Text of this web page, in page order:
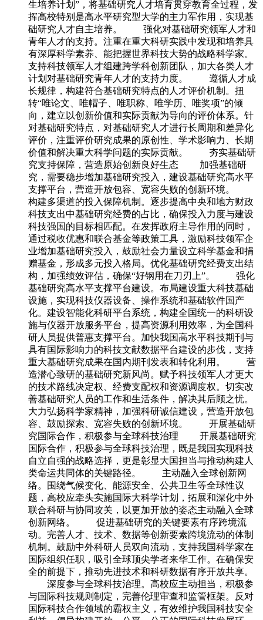
生培养计划”，将基础研究人才培育贯穿教育全过程，发
挥高校特别是高水平研究型大学的主力军作用，实现基
础研究人才自主培养。 强化对基础研究领军人才和
青年人才的支持。注重在重大科研实践中发现和培养具
有深厚科学素养、能把握世界科技大势的战略科学家。
支持科技领军人才组建跨学科创新团队，加大各类人才
计划对基础研究青年人才的支持力度。 遵循人才成
长规律，构建符合基础研究特点的人才评价机制。扭
转“唯论文、唯帽子、唯职称、唯学历、唯奖项”的倾
向，建立以创新价值和实际贡献为导向的评价体系。针
对基础研究特点，对基础研究人才进行长周期和差异化
评价，注重评价研究成果的原创性、学术影响力、长期
价值和解决重大科学问题的实际贡献。 夯实基础研
究支持保障，营造原始创新良好生态 加强基础研
究，需要稳步增加基础研究投入，建设基础研究高水平
支撑平台，营造开放包容、宽容失败的创新环境。
构建多渠道的投入保障机制。逐步提高中央和地方财政
科技支出中基础研究经费的占比，确保投入力度与建设
科技强国的目标相匹配。在发挥政府主导作用的同时，
通过税收优惠和联合基金等政策工具，激励科技领军企
业增加基础研究投入，鼓励社会力量设立科学基金和捐
赠基金，形成多元投入格局。优化基础研究经费支出结
构，加强绩效评估，确保“好钢用在刀刃上”。 强化
基础研究高水平支撑平台建设。布局建设重大科技基础
设施，实现科技仪器设备、操作系统和基础软件国产
化。建设智能化科研平台系统，构建全国统一的科研设
施与仪器开放服务平台，提高资源利用效率，为全国科
研人员提供普惠支撑平台。加快我国高水平科技期刊与
具有国际影响力的科技文献数据平台建设的步伐，支持
重大基础研究成果在国内期刊发表和转化利用。 营
造潜心致研的基础研究新风尚。赋予科技领军人才更大
的技术路线决定权、经费支配权和资源调度权。切实改
善基础研究人员的工作和生活条件，解决其后顾之忧。
大力弘扬科学家精神，加强科研诚信建设，营造开放包
容、鼓励探索、宽容失败的创新环境。 开展基础研
究国际合作，积极参与全球科技治理 开展基础研究
国际合作，积极参与全球科技治理，既是我国实现科技
自立自强的战略选择，更是彰显大国担当与推动构建人
类命运共同体的关键路径。 主动融入全球创新网
络。围绕气候变化、能源安全、公共卫生等全球性议
题，高校应牵头实施国际大科学计划，拓展和深化中外
联合科研与协同攻关，以更加开放的姿态主动融入全球
创新网络。 促进基础研究的关键要素有序跨境流
动。完善人才、技术、数据等创新要素跨境流动的体制
机制。鼓励中外科研人员双向流动，支持我国科学家在
国际组织任职，吸引全球顶尖学者来华工作。在确保安
全的前提下，推动先进技术和科研数据有序开放共享。
深度参与全球科技治理。高校应主动担当，积极参
与国际科技规则制定，完善伦理审查和监管框架。反对
国际科技合作领域的霸权主义，有效维护我国科技安全